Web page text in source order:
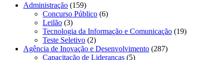
Administração (159)
Concurso Público (6)
Leilão (3)
Tecnologia da Informação e Comunicação (19)
Teste Seletivo (2)
Agência de Inovação e Desenvolvimento (287)
Capacitação de Lideranças (5)